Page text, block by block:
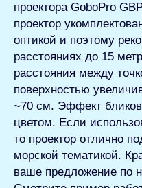
проектора GoboPro
проектор
оптикой и поэтому
расстояниях до 15
расстояния между
поверхностью
~70 см. Эффект
цветом. Если
то проектор отлично
морской тематикой.
ваше предложение по